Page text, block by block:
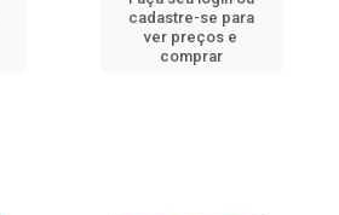
cadastre-se para
ver preços e
comprar